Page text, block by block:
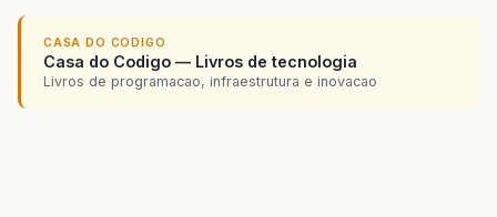
CASA DO CODIGO
Casa do Codigo — Livros de tecnologia
Livros de programacao, infraestrutura e inovacao